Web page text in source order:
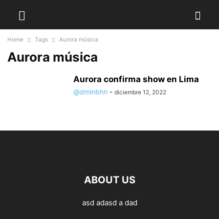
Home Tags Aurora música
Aurora música
Aurora confirma show en Lima
@dminbhn - diciembre 12, 2022
ABOUT US
asd adasd a dad